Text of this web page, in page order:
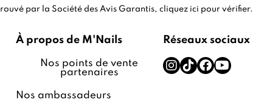
par la Société des Avis Garantis, cliquez ici pour vérifier.
À propos de M'Nails
Nos points de vente
partenaires
Nos ambassadeurs
Réseaux sociaux